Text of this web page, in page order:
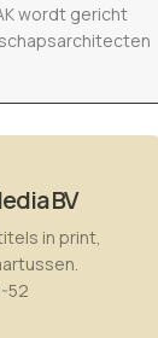
wordt gericht
BV
in print,
52